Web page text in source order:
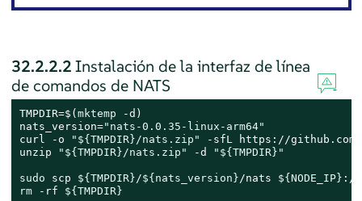
32.2.2.2Instalación de la interfaz de línea
de comandos de NATS
TMPDIR=$(mktemp -d)
nats_version="nats-0.0.35-linux-arm64"
curl -o
" ${TMPDIR} /nats.zip" -sfL https://
unzip
" ${TMPDIR} /nats.zip" -d " ${TMPDIR} "
sudo scp ${TMPDIR} /${nats_version} /nats ${NODE_IP}
rm -rf ${TMPDIR}